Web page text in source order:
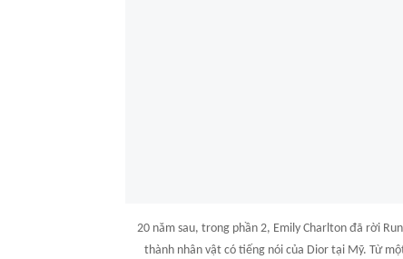
20 năm sau, trong phần 2, Emily Charlton đã rời
thành nhân vật có tiếng nói của Dior tại Mỹ. Từ